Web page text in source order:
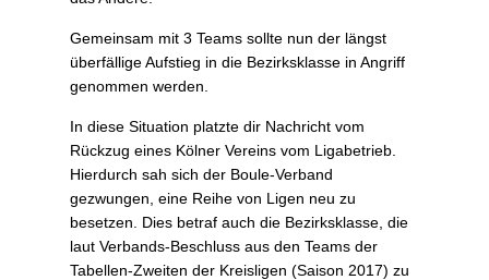
Gemeinsam mit 3 Teams sollte nun der längst
überfällige Aufstieg in die Bezirksklasse in Angriff
genommen werden.
In diese Situation platzte dir Nachricht vom
Rückzug eines Kölner Vereins vom Ligabetrieb.
Hierdurch sah sich der Boule-Verband
gezwungen, eine Reihe von Ligen neu zu
besetzen. Dies betraf auch die Bezirksklasse, die
laut Verbands-Beschluss aus den Teams der
Tabellen-Zweiten der Kreisligen (Saison 2017) zu